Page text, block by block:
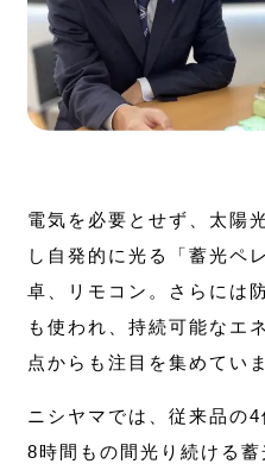
電気を必要とせず、太陽
し自発的に光る「蓄光ペ
卓、リモコン。さらには
も使われ、持続可能なエ
点からも注目を集めていま
ニシヤマでは、従来品の
8時間もの間光り続ける蓄